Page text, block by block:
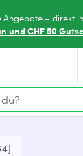
Angebote – direkt
und CHF 50